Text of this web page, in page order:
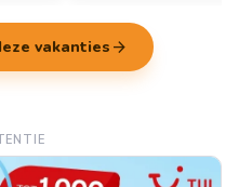
vakanties arrow_forward